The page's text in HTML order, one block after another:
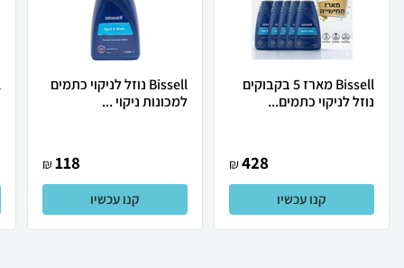
Bissell מארז 5 בקבוקים
נוזל לניקוי כתמים...
428
₪
קנו עכשיו
Bissell נוזל לניקוי כתמים
למכונות ניקוי ...
118
₪
קנו עכשיו